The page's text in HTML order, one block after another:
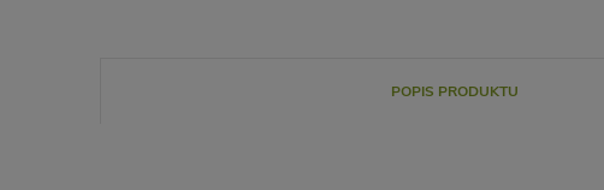
POPIS PRODUKTU